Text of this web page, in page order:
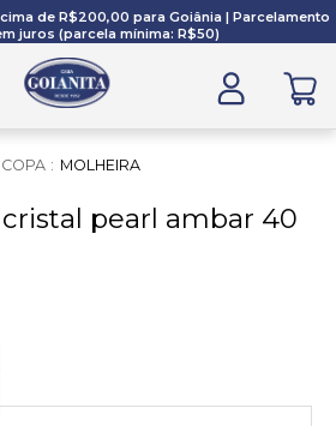
de R$200,00 para Goiânia | Parcelamento
juros (parcela mínima: R$50)
COPA MOLHEIRA
pearl ambar 40